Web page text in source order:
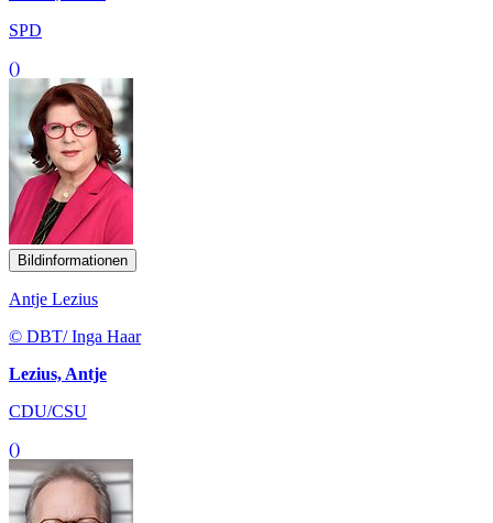
SPD
()
Bildinformationen
Antje Lezius
© DBT/ Inga Haar
Lezius, Antje
CDU/CSU
()